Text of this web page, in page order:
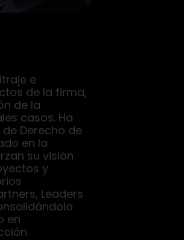
e
de la firma,
de la
casos. Ha
Derecho de
en la
su visión
y
Leaders
en